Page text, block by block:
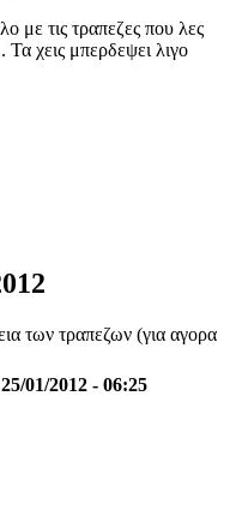
με τις τραπεζες που λες
Τα χεις μπερδεψει λιγο
των τραπεζων (για αγορα
01/2012 - 06:25